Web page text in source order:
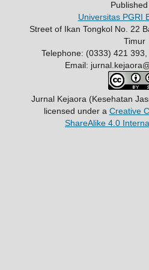
Universitas PGRI
Street of Ikan Tongkol No. 22
Timur
Telephone: (0333) 421
Email:
Jurnal Kejaora (Kesehatan
licensed under a Creative
ShareAlike 4.0